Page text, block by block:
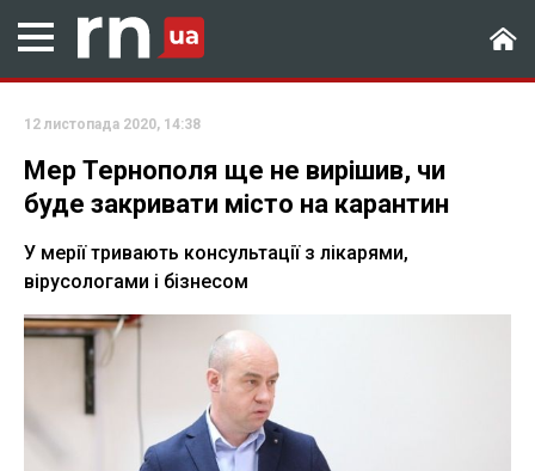
12 листопада 2020, 14:38
Мер Тернополя ще не вирішив, чи
буде закривати місто на карантин
У мерії тривають консультації з лікарями,
вірусологами і бізнесом